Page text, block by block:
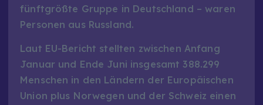
fünftgrößte Gruppe in Deutschland – waren
Personen aus Russland.
Laut EU-Bericht stellten zwischen Anfang
Januar und Ende Juni insgesamt 388.299
Menschen in den Ländern der Europäischen
Union plus Norwegen und der Schweiz einen